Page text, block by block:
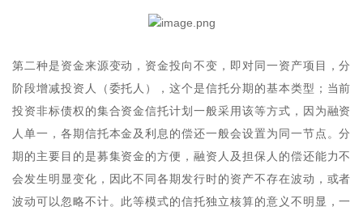
第二种是资金来源变动，资金投向不变，即对同一资产项目，分
阶段增减投资人（委托人），这个是信托分期的基本类型；当前
投资非标债权的集合资金信托计划一般采用该等方式，因为融资
人单一，各期信托本金及利息的偿还一般会设置为同一节点。分
期的主要目的是募集资金的方便，融资人及担保人的偿还能力不
会发生明显变化，因此不同各期发行时的资产不存在波动，或者
波动可以忽略不计。此等模式的信托独立核算的意义不明显，一